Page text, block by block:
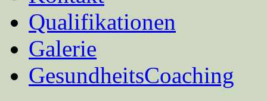
Qualifikationen
Galerie
GesundheitsCoaching